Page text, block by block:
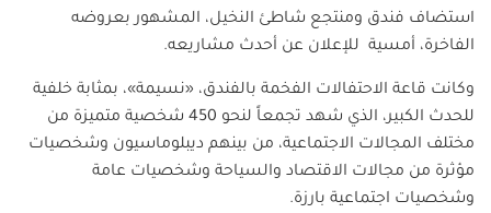
استضاف فندق ومنتجع شاطئ النخيل، المشهور بعروضه
الفاخرة، أمسية للإعلان عن أحدث مشاريعه.
وكانت قاعة الاحتفالات الفخمة بالفندق، «نسيمة»، بمثابة خلفية
للحدث الكبير، الذي شهد تجمعاً لنحو 450 شخصية متميزة من
مختلف المجالات الاجتماعية، من بينهم ديبلوماسيون وشخصيات
مؤثرة من مجالات الاقتصاد والسياحة وشخصيات عامة
وشخصيات اجتماعية بارزة.